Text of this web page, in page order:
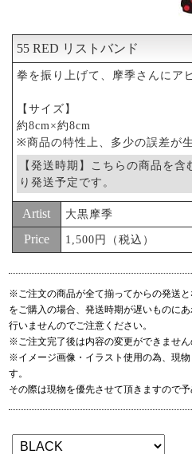
55 RED リストバンド
拳を振り上げて、摩季さんにア
【サイズ】
約8cm×約8cm
※商品の特性上、多少の誤差が生
【発送時期】こちらの商品を含
り発送予定です。
Artist 大黒摩季
Price 1,500円（税込）
※ご注文の商品が全て揃ってからの発送
をご購入の場合、発送時期が遅いものに
行いませんのでご注意ください。
※ご注文完了後は内容の変更ができません
※イメージ画像・イラスト使用の為、現
す。
その際は現物を優先させて頂きますので予